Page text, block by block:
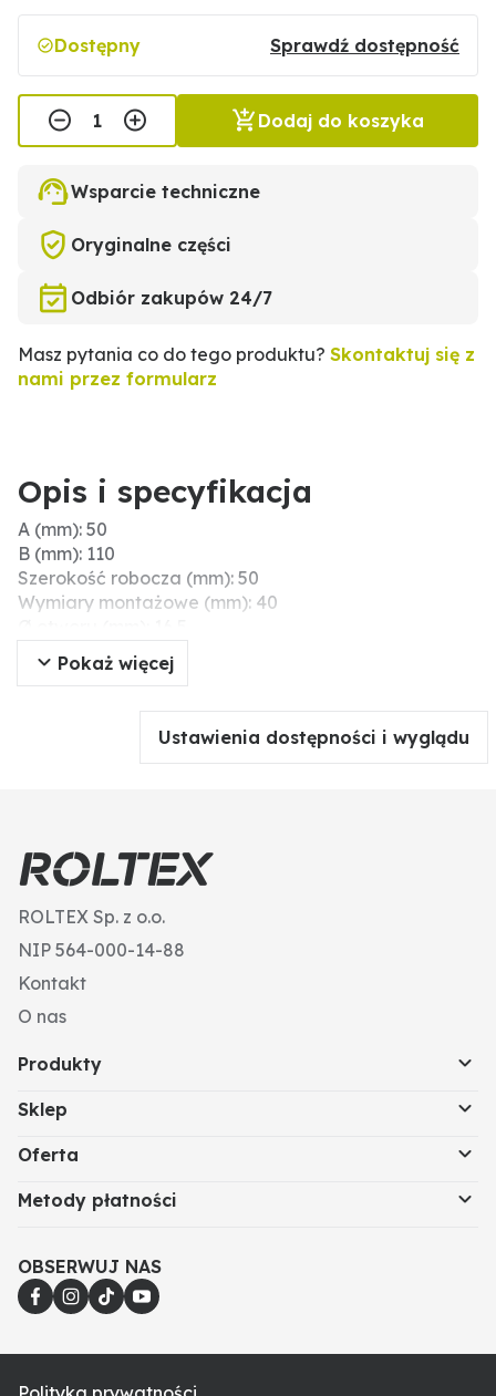
Dostępny Sprawdź dostępność
Dodaj do koszyka
Wsparcie techniczne
Oryginalne części
Odbiór zakupów 24/7
Masz pytania co do tego produktu? Skontaktuj się z
nami przez formularz
Opis i specyfikacja
A (mm): 50
B (mm): 110
Szerokość robocza (mm): 50
Wymiary montażowe (mm): 40
Szerokość (mm): 40
Długość (mm): 110
Pokaż więcej
Ustawienia dostępności i wyglądu
ROLTEX Sp. z o.o.
NIP 564-000-14-88
Kontakt
O nas
Produkty
Sklep
Oferta
Metody płatności
OBSERWUJ NAS